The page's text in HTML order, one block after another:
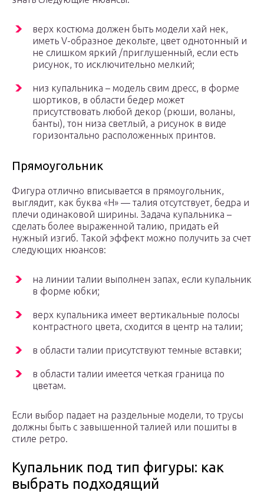
верх костюма должен быть модели хай нек,
иметь V-образное декольте, цвет однотонный и
не слишком яркий /приглушенный, если есть
рисунок, то исключительно мелкий;
низ купальника – модель свим дресс, в форме
шортиков, в области бедер может
присутствовать любой декор (рюши, воланы,
банты), тон низа светлый, а рисунок в виде
горизонтально расположенных принтов.
Прямоугольник
Фигура отлично вписывается в прямоугольник,
выглядит, как буква «Н» — талия отсутствует, бедра и
плечи одинаковой ширины. Задача купальника –
сделать более выраженной талию, придать ей
нужный изгиб. Такой эффект можно получить за счет
следующих нюансов:
на линии талии выполнен запах, если купальник
в форме юбки;
верх купальника имеет вертикальные полосы
контрастного цвета, сходится в центр на талии;
в области талии присутствуют темные вставки;
в области талии имеется четкая граница по
цветам.
Если выбор падает на раздельные модели, то трусы
должны быть с завышенной талией или пошиты в
стиле ретро.
Купальник под тип фигуры: как
выбрать подходящий